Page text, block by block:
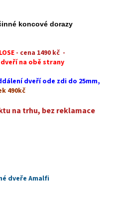
koncové dorazy
- cena 1490 kč -
na obě strany
dveří ode zdi do 25mm,
490kč
na trhu, bez reklamace
dveře Amalfi